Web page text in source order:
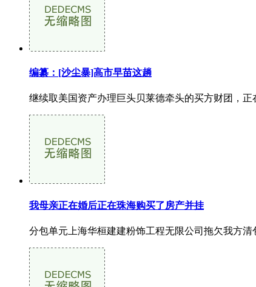
编纂：[沙尘暴]高市早苗这趟
继续取美国资产办理巨头贝莱德牵头的买方财团，
我母亲正在婚后正在珠海购买了房产并挂
分包单元上海华桓建建粉饰工程无限公司拖欠我方